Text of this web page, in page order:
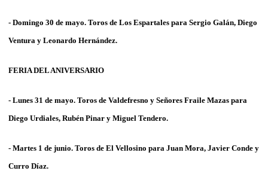
- Domingo 30 de mayo. Toros de Los Espartales para Sergio Galán, Diego
Ventura y Leonardo Hernández.
FERIA DEL ANIVERSARIO
- Lunes 31 de mayo. Toros de Valdefresno y Señores Fraile Mazas para
Diego Urdiales, Rubén Pinar y Miguel Tendero.
- Martes 1 de junio. Toros de El Vellosino para Juan Mora, Javier Conde y
Curro Díaz.